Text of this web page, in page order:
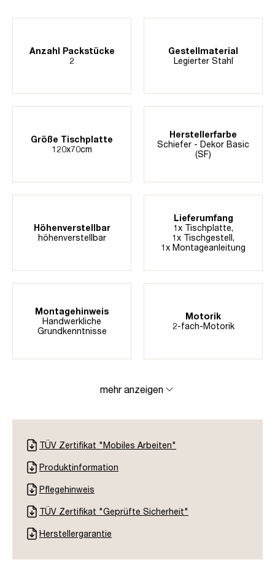
Anzahl Packstücke
2
Gestellmaterial
Legierter Stahl
Größe Tischplatte
120x70cm
Herstellerfarbe
Schiefer - Dekor Basic
(SF)
Höhenverstellbar
höhenverstellbar
Lieferumfang
1x Tischplatte,
1x Tischgestell,
1x Montageanleitung
Montagehinweis
Handwerkliche
Grundkenntnisse
Motorik
2-fach-Motorik
mehr anzeigen
TÜV Zertifikat "Mobiles Arbeiten"
Produktinformation
Pflegehinweis
TÜV Zertifikat "Geprüfte Sicherheit"
Herstellergarantie